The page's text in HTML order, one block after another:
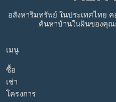
เมนู
ซื้อ
เช่า
โครงการ
อสังหาริมทรัพย์ ในประเทศไทย ค
ค้นหาบ้านในฝันของคุณ